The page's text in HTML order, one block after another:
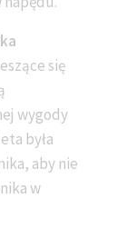
się
wygody
była
aby nie
w